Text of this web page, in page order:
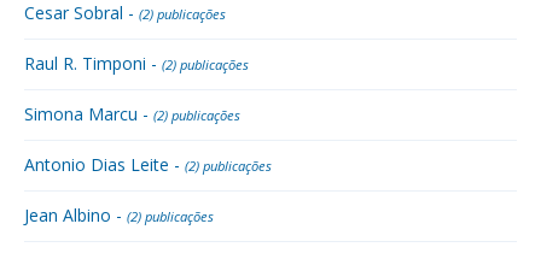
Cesar Sobral - (2) publicações
Raul R. Timponi - (2) publicações
Simona Marcu - (2) publicações
Antonio Dias Leite - (2) publicações
Jean Albino - (2) publicações